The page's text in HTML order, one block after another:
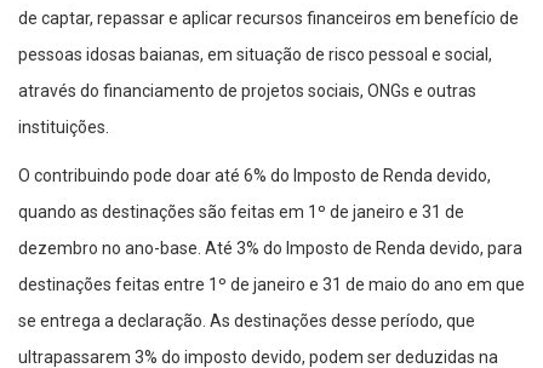
de captar, repassar e aplicar recursos financeiros em benefício de
pessoas idosas baianas, em situação de risco pessoal e social,
através do financiamento de projetos sociais, ONGs e outras
instituições.
O contribuindo pode doar até 6% do Imposto de Renda devido,
quando as destinações são feitas em 1º de janeiro e 31 de
dezembro no ano-base. Até 3% do Imposto de Renda devido, para
destinações feitas entre 1º de janeiro e 31 de maio do ano em que
se entrega a declaração. As destinações desse período, que
ultrapassarem 3% do imposto devido, podem ser deduzidas na